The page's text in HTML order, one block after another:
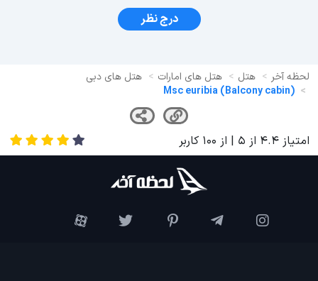
درج نظر
لحظه آخر هتل هتل های امارات
هتل های دبی
(Balcony cabin) Msc euribia
امتیاز 4.4 از 5 | از 100 کاربر